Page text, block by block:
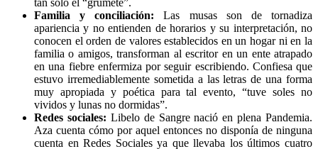
tan sólo el “grumete”.
Familia y conciliación: Las musas son de tornadiza
apariencia y no entienden de horarios y su interpretación, no
conocen el orden de valores establecidos en un hogar ni en la
familia o amigos, transforman al escritor en un ente atrapado
en una fiebre enfermiza por seguir escribiendo. Confiesa que
estuvo irremediablemente sometida a las letras de una forma
muy apropiada y poética para tal evento, “tuve soles no
vividos y lunas no dormidas”.
Redes sociales: Libelo de Sangre nació en plena Pandemia.
Aza cuenta cómo por aquel entonces no disponía de ninguna
cuenta en Redes Sociales ya que llevaba los últimos cuatro